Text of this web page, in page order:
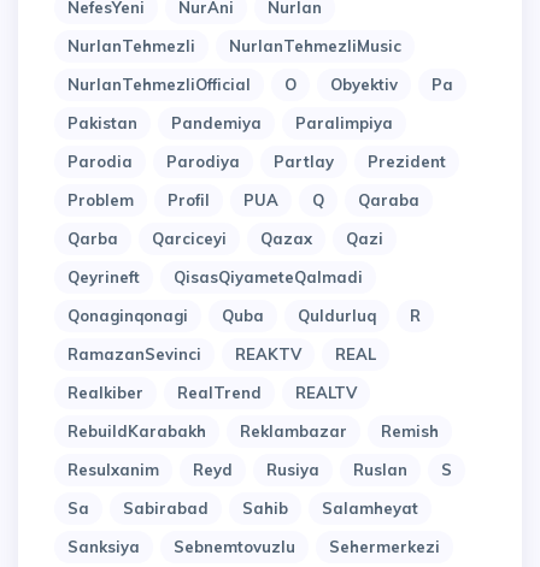
NefesYeni
NurAni
Nurlan
NurlanTehmezli
NurlanTehmezliMusic
NurlanTehmezliOfficial
O Obyektiv
Pa
Pakistan
Pandemiya
Paralimpiya
Parodia
Parodiya Partlay
Prezident
Problem
Profil PUA Q
Qaraba
Qarba
Qarciceyi Qazax
Qazi
Qeyrineft
QisasQiyameteQalmadi
Qonaginqonagi
Quba Quldurluq
R
RamazanSevinci
REAKTV
REAL
Realkiber
RealTrend
REALTV
RebuildKarabakh
Reklambazar
Remish
Resulxanim
Reyd Rusiya Ruslan
S
Sa
Sabirabad Sahib
Salamheyat
Sanksiya
Sebnemtovuzlu Sehermerkezi